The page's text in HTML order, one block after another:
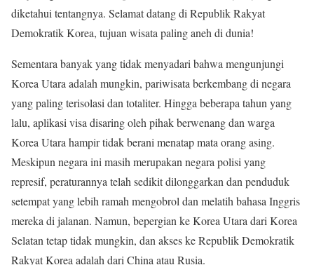
diketahui tentangnya. Selamat datang di Republik Rakyat
Demokratik Korea, tujuan wisata paling aneh di dunia!
Sementara banyak yang tidak menyadari bahwa mengunjungi
Korea Utara adalah mungkin, pariwisata berkembang di negara
yang paling terisolasi dan totaliter. Hingga beberapa tahun yang
lalu, aplikasi visa disaring oleh pihak berwenang dan warga
Korea Utara hampir tidak berani menatap mata orang asing.
Meskipun negara ini masih merupakan negara polisi yang
represif, peraturannya telah sedikit dilonggarkan dan penduduk
setempat yang lebih ramah mengobrol dan melatih bahasa Inggris
mereka di jalanan. Namun, bepergian ke Korea Utara dari Korea
Selatan tetap tidak mungkin, dan akses ke Republik Demokratik
Rakyat Korea adalah dari China atau Rusia.